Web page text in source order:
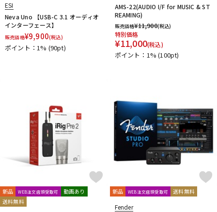
ESI
Neva Uno 【USB-C 3.1 オーディオ
インターフェース】
販売価格¥9,900(税込)
ポイント：1% (90pt)
AMS-22(AUDIO I/F for MUSIC & ST
REAMING)
販売価格¥11,900(税込)
特別価格
¥11,000(税込)
ポイント：1%(100pt)
新品 WEB注文店頭受取可
動画あり
送料無料
新品 WEB注文店頭受取可 送料無料
Fender